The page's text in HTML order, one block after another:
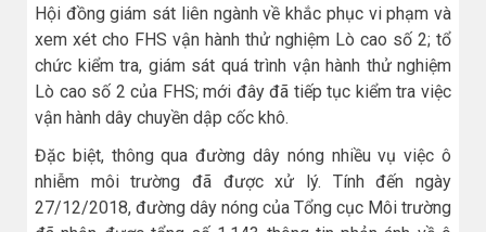
Hội đồng giám sát liên ngành về khắc phục vi phạm và
xem xét cho FHS vận hành thử nghiệm Lò cao số 2; tổ
chức kiểm tra, giám sát quá trình vận hành thử nghiệm
Lò cao số 2 của FHS; mới đây đã tiếp tục kiểm tra việc
vận hành dây chuyền dập cốc khô.
Đặc biệt, thông qua đường dây nóng nhiều vụ việc ô
nhiễm môi trường đã được xử lý. Tính đến ngày
27/12/2018, đường dây nóng của Tổng cục Môi trường